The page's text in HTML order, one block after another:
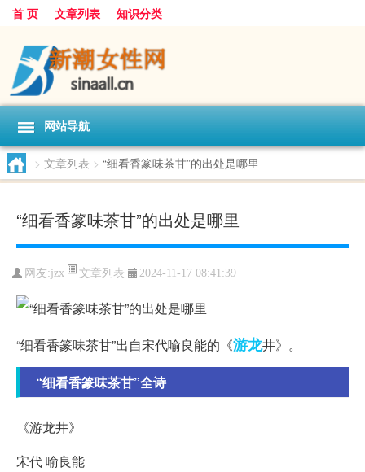
首 页 文章列表 知识分类
网站导航
> 文章列表 > “细看香篆味茶甘”的出处是哪里
“细看香篆味茶甘”的出处是哪里
网友:jzx 文章列表 2024-11-17 08:41:39
“细看香篆味茶甘”出自宋代喻良能的《游龙井》。
“细看香篆味茶甘”全诗
《游龙井》
宋代 喻良能